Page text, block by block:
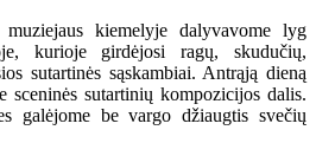
kiemelyje dalyvavome lyg
kurioje girdėjosi ragų, skudučių,
sutartinės sąskambiai. Antrąją dieną
sceninės sutartinių kompozicijos dalis.
galėjome be vargo džiaugtis svečių